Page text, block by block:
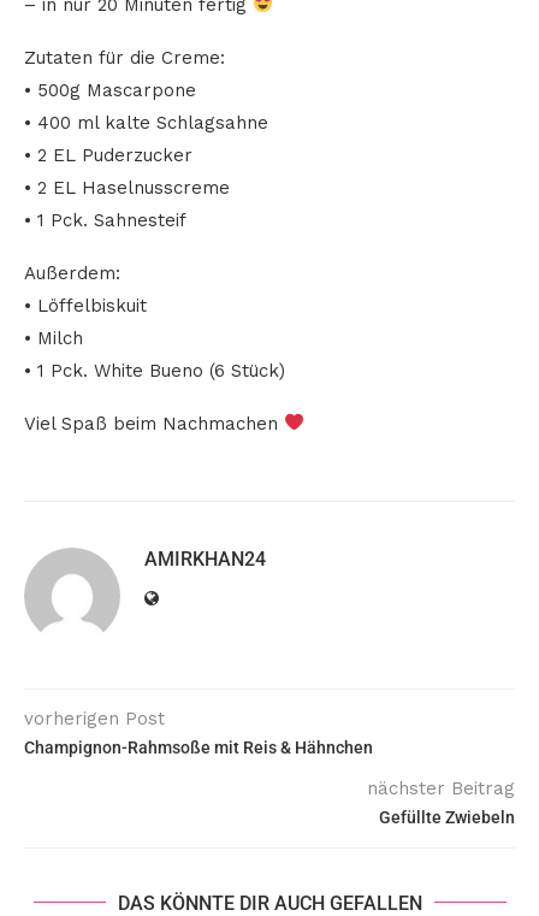
Zutaten für die Creme:
• 500g Mascarpone
• 400 ml kalte Schlagsahne
• 2 EL Puderzucker
• 2 EL Haselnusscreme
• 1 Pck. Sahnesteif
Außerdem:
• Löffelbiskuit
• Milch
• 1 Pck. White Bueno (6 Stück)
Viel Spaß beim Nachmachen
AMIRKHAN24
vorherigen Post
Champignon-Rahmsoße mit Reis & Hähnchen
nächster Beitrag
Gefüllte Zwiebeln
DAS KÖNNTE DIR AUCH GEFALLEN